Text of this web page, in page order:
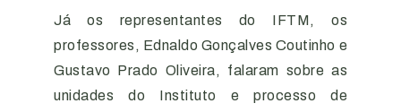
Já os representantes do IFTM, os
professores, Ednaldo Gonçalves Coutinho e
Gustavo Prado Oliveira, falaram sobre as
unidades do Instituto e processo de